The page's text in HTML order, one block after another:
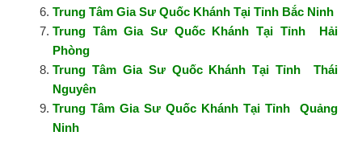
Trung Tâm Gia Sư Quốc Khánh Tại Tỉnh Bắc Ninh
Trung Tâm Gia Sư Quốc Khánh Tại Tỉnh Hải
Phòng
Trung Tâm Gia Sư Quốc Khánh Tại Tỉnh Thái
Nguyên
Trung Tâm Gia Sư Quốc Khánh Tại Tỉnh Quảng
Ninh